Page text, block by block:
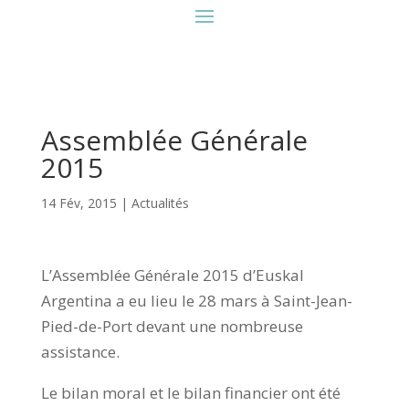
Assemblée Générale
2015
14 Fév, 2015 | Actualités
L’Assemblée Générale 2015 d’Euskal
Argentina a eu lieu le 28 mars à Saint-Jean-
Pied-de-Port devant une nombreuse
assistance.
Le bilan moral et le bilan financier ont été